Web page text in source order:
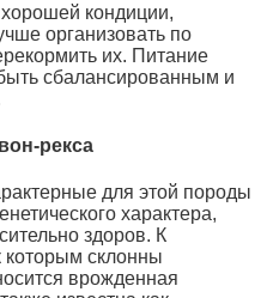
кондиции,
организовать по
их. Питание
сбалансированным и
рекса
для этой породы
характера,
здоров. К
склонны
врожденная